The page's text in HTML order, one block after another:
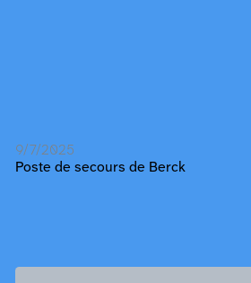
9/7/2025
Poste de secours de Berck